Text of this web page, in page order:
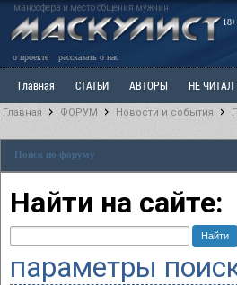
маносфера и место общения мужчин
18+
о проекте рассказать о нас
Главная СТАТЬИ АВТОРЫ НЕ ЧИТАЛ
РАЗДЕЛ: Разное
Главная ФОРУМ Новости и события
Поиск по форуму
Найти на сайте:
параметры